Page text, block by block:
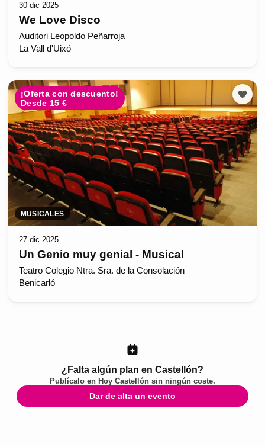
30 dic 2025
We Love Disco
Auditori Leopoldo Peñarroja
La Vall d'Uixó
¡Oferta con descuento!
Desde 15 €
MUSICALES
27 dic 2025
Un Genio muy genial - Musical
Teatro Colegio Ntra. Sra. de la Consolación
Benicarló
¿Falta algún plan en Castellón?
Publícalo en Hoy Castellón sin ningún coste.
Dar de alta un evento